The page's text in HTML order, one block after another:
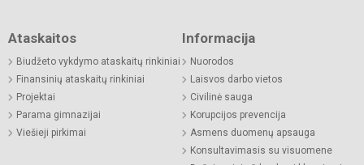
Ataskaitos
Biudžeto vykdymo ataskaitų rinkiniai
Finansinių ataskaitų rinkiniai
Projektai
Parama gimnazijai
Viešieji pirkimai
Informacija
Nuorodos
Laisvos darbo vietos
Civilinė sauga
Korupcijos prevencija
Asmens duomenų apsauga
Konsultavimasis su visuomene